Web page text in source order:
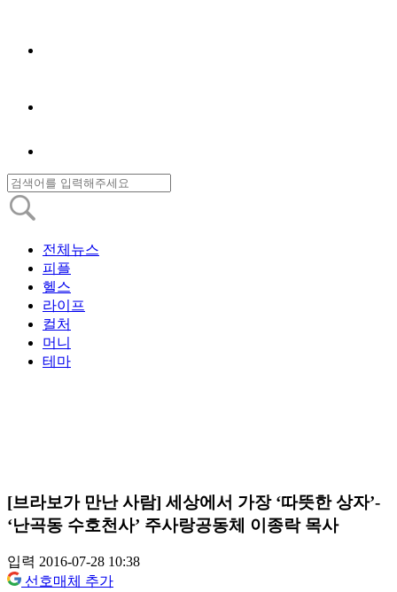
전체뉴스
피플
헬스
라이프
컬처
머니
테마
[브라보가 만난 사람] 세상에서 가장 ‘따뜻한 상자’-
‘난곡동 수호천사’ 주사랑공동체 이종락 목사
입력 2016-07-28 10:38
선호매체 추가